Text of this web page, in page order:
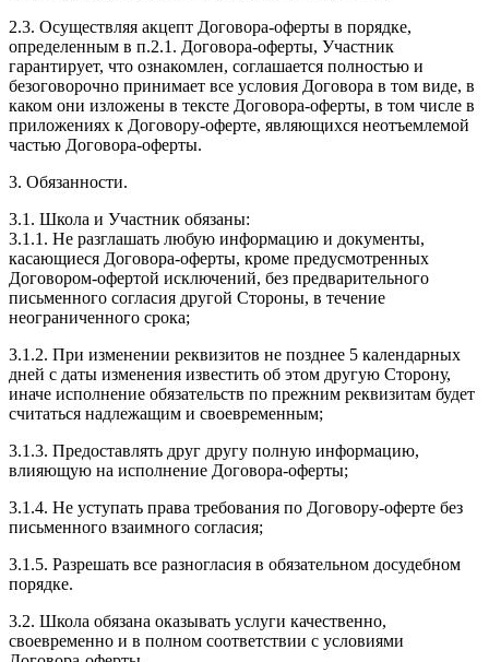
2.3. Осуществляя акцепт Договора-оферты в порядке,
определенным в п.2.1. Договора-оферты, Участник
гарантирует, что ознакомлен, соглашается полностью и
безоговорочно принимает все условия Договора в том виде, в
каком они изложены в тексте Договора-оферты, в том числе в
приложениях к Договору-оферте, являющихся неотъемлемой
частью Договора-оферты.
3. Обязанности.
3.1. Школа и Участник обязаны:
3.1.1. Не разглашать любую информацию и документы,
касающиеся Договора-оферты, кроме предусмотренных
Договором-офертой исключений, без предварительного
письменного согласия другой Стороны, в течение
неограниченного срока;
3.1.2. При изменении реквизитов не позднее 5 календарных
дней с даты изменения известить об этом другую Сторону,
иначе исполнение обязательств по прежним реквизитам будет
считаться надлежащим и своевременным;
3.1.3. Предоставлять друг другу полную информацию,
влияющую на исполнение Договора-оферты;
3.1.4. Не уступать права требования по Договору-оферте без
письменного взаимного согласия;
3.1.5. Разрешать все разногласия в обязательном досудебном
порядке.
3.2. Школа обязана оказывать услуги качественно,
своевременно и в полном соответствии с условиями